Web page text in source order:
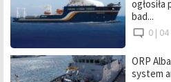
bad...
0 |
ORP
system